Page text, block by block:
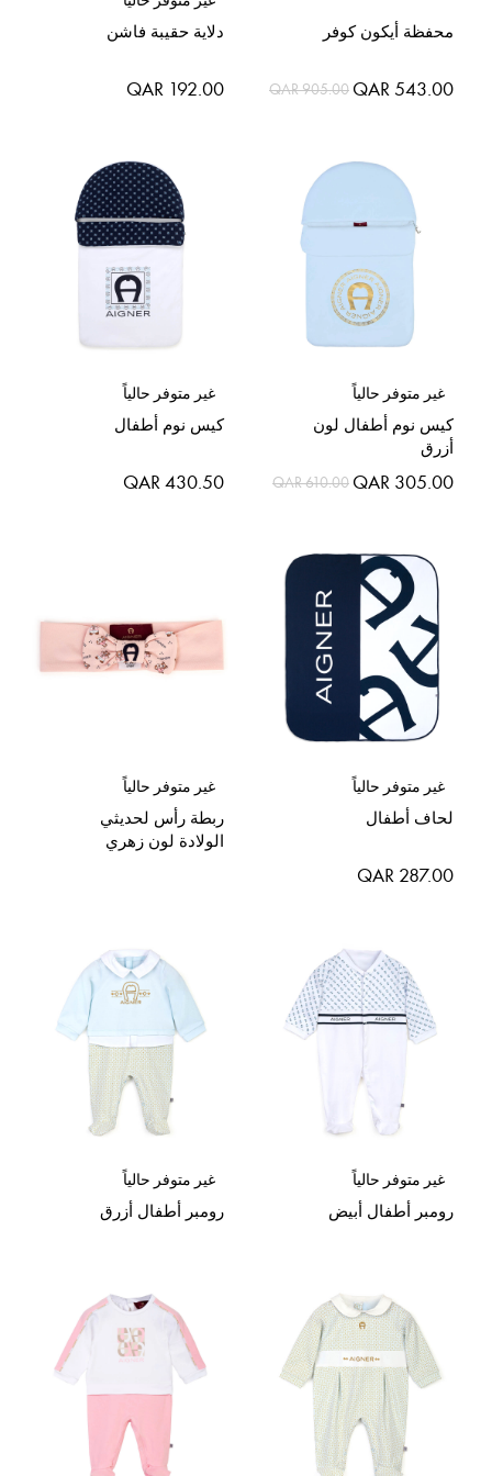
محفظة أيكون كوفر
السعر
الخاص
QAR 543.00
QAR 905.00
دلاية حقيبة فاشن
QAR 192.00
غير متوفر حالياً
كيس نوم أطفال لون
أزرق
السعر
الخاص
QAR 305.00
QAR 610.00
غير متوفر حالياً
كيس نوم أطفال
QAR 430.50
غير متوفر حالياً
لحاف أطفال
QAR 287.00
غير متوفر حالياً
ربطة رأس لحديثي
الولادة لون زهري
غير متوفر حالياً
رومبر أطفال أبيض
غير متوفر حالياً
رومبر أطفال أزرق